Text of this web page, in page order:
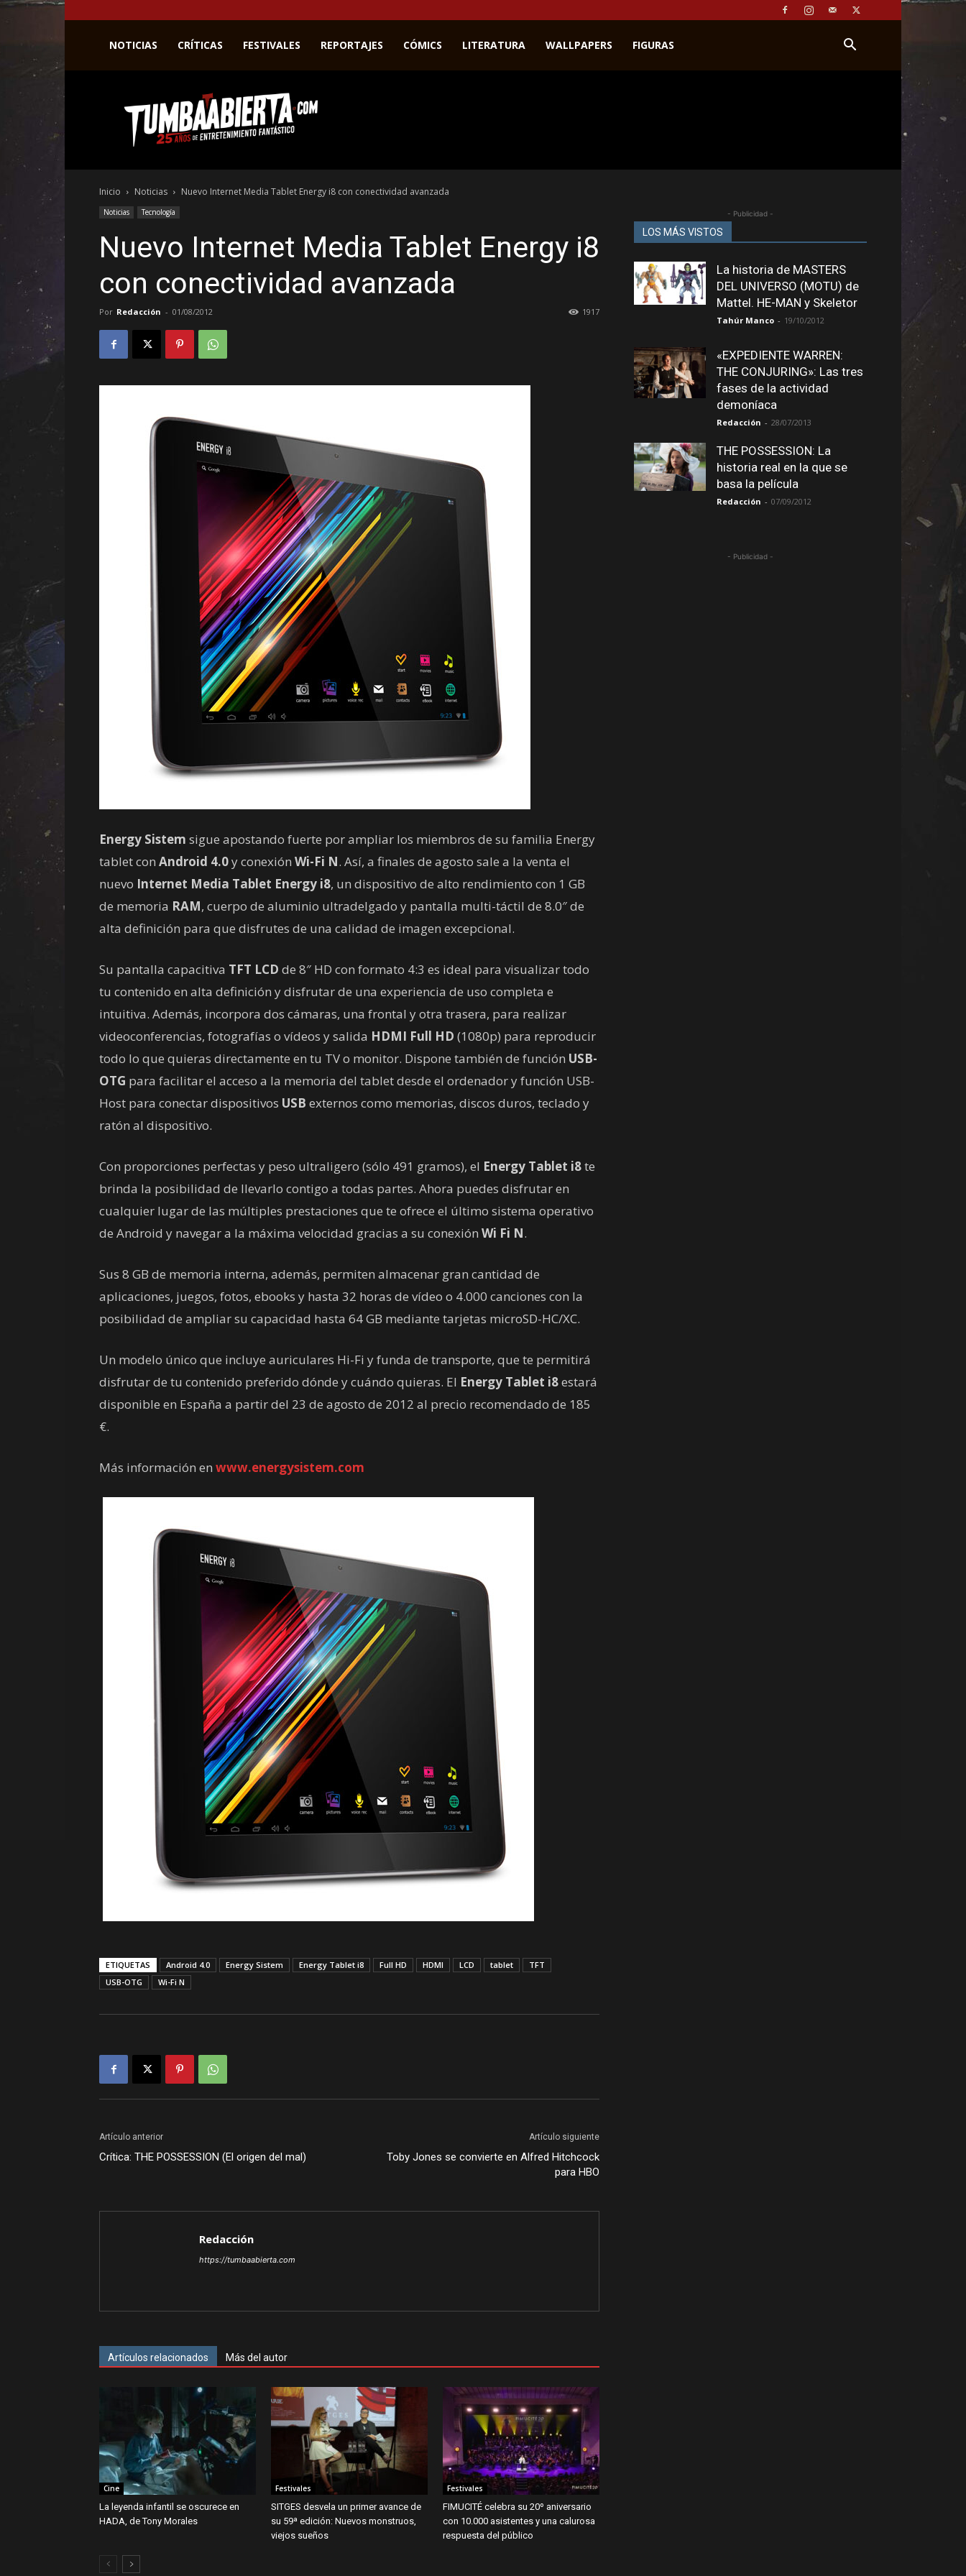
NOTICIAS CRÍTICAS FESTIVALES REPORTAJES CÓMICS LITERATURA WALLPAPERS FIGURAS
web
del
entretenimiento
el
género
Inicio Noticias Nuevo Internet Media Tablet Energy i8 con conectividad avanzada
Noticias Tecnología
Nuevo Internet Media Tablet Energy i8
con conectividad avanzada
Por Redacción - 01/08/2012 1917
Energy Sistem sigue apostando fuerte por ampliar los miembros de su familia Energy
tablet con Android 4.0y conexión Wi-Fi N. Así, a finales de agosto sale a la venta el
nuevo Internet Media Tablet Energy i8, un dispositivo de alto rendimiento con 1 GB
de memoria RAM, cuerpo de aluminio ultradelgado y pantalla multi-táctil de 8.0″ de
alta definición para que disfrutes de una calidad de imagen excepcional.
Su pantalla capacitiva TFT LCD de 8″ HD con formato 4:3 es ideal para visualizar todo
tu contenido en alta definición y disfrutar de una experiencia de uso completa e
intuitiva. Además, incorpora dos cámaras, una frontal y otra trasera, para realizar
videoconferencias, fotografías o vídeos y salida HDMI Full HD (1080p) para reproducir
todo lo que quieras directamente en tu TV o monitor. Dispone también de función USB-
OTG para facilitar el acceso a la memoria del tablet desde el ordenador y función USB-
Host para conectar dispositivos USB externos como memorias, discos duros, teclado y
ratón al dispositivo.
Con proporciones perfectas y peso ultraligero (sólo 491 gramos), el Energy Tablet i8te
brinda la posibilidad de llevarlo contigo a todas partes. Ahora puedes disfrutar en
cualquier lugar de las múltiples prestaciones que te ofrece el último sistema operativo
de Android y navegar a la máxima velocidad gracias a su conexión Wi Fi N.
Sus 8 GB de memoria interna, además, permiten almacenar gran cantidad de
aplicaciones, juegos, fotos, ebooks y hasta 32 horas de vídeo o 4.000 canciones con la
posibilidad de ampliar su capacidad hasta 64 GB mediante tarjetas microSD-HC/XC.
Un modelo único que incluye auriculares Hi-Fi y funda de transporte, que te permitirá
disfrutar de tu contenido preferido dónde y cuándo quieras. El Energy Tablet i8estará
disponible en España a partir del 23 de agosto de 2012 al precio recomendado de 185
€.
Más información en www.energysistem.com
ETIQUETAS Android 4.0 Energy Sistem Energy Tablet i8 Full HD HDMI LCD tablet
TFT
USB-OTG
Wi-Fi N
Artículo anterior
Crítica: THE POSSESSION (El origen del mal)
Artículo siguiente
Toby Jones se convierte en Alfred Hitchcock
para HBO
Redacción
https://tumbaabierta.com
Artículos relacionados Más del autor
Cine
La leyenda infantil se oscurece en
HADA, de Tony Morales
Festivales
SITGES desvela un primer avance de
su 59ª edición: Nuevos monstruos,
viejos sueños
Festivales
FIMUCITÉ celebra su 20º aniversario
con 10.000 asistentes y una calurosa
respuesta del público
- Publicidad -
LOS MÁS VISTOS
La historia de MASTERS
DEL UNIVERSO (MOTU) de
Mattel. HE-MAN y Skeletor
Tahúr Manco - 19/10/2012
«EXPEDIENTE WARREN:
THE CONJURING»: Las tres
fases de la actividad
demoníaca
Redacción - 28/07/2013
THE POSSESSION: La
historia real en la que se
basa la película
Redacción - 07/09/2012
- Publicidad -